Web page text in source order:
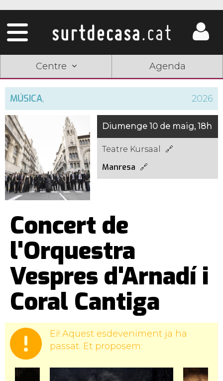
Centre Agenda
MÚSICA, 2026
Diumenge 10 de maig, 18h
Teatre Kursaal
Manresa
Concert de
l'Orquestra
Vespres d'Arnadí i
Coral Cantiga
Ei! Aquest esdeveniment ja ha
passat. Et proposem: